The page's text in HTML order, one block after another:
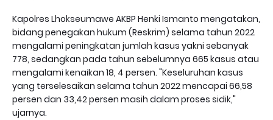
Kapolres Lhokseumawe AKBP Henki Ismanto mengatakan,
bidang penegakan hukum (Reskrim) selama tahun 2022
mengalami peningkatan jumlah kasus yakni sebanyak
778, sedangkan pada tahun sebelumnya 665 kasus atau
mengalami kenaikan 18, 4 persen. "Keseluruhan kasus
yang terselesaikan selama tahun 2022 mencapai 66,58
persen dan 33,42 persen masih dalam proses sidik,"
ujarnya.